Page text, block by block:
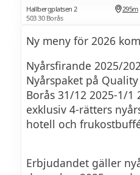
Hallbergplatsen 2
503 30 Borås
295m
Ny meny för 2026
Nyårsfirande 2025/
Nyårspaket på
Borås 31/12 2025-1/1
exklusiv 4-rätters
hotell och
Erbjudandet gäller